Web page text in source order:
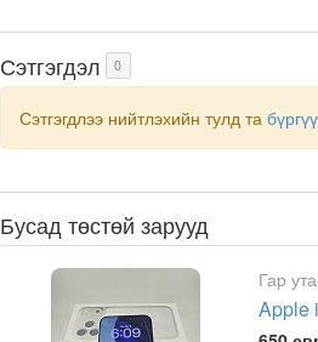
Сэтгэгдэл 0
Сэтгэгдлээ нийтлэхийн тулд та
Бусад төстөй зарууд
Гар
Apple